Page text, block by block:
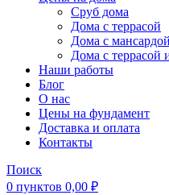
Сруб дома
Дома с террасой
Дома с мансардой
Дома с террасой
Наши работы
Блог
О нас
Цены на фундамент
Доставка и оплата
Контакты
Поиск
0 пунктов 0,00 ₽